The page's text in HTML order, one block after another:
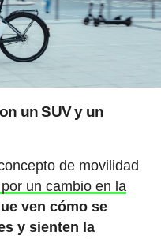
un SUV y un
de movilidad
por un cambio en la
ven cómo se
y sienten la